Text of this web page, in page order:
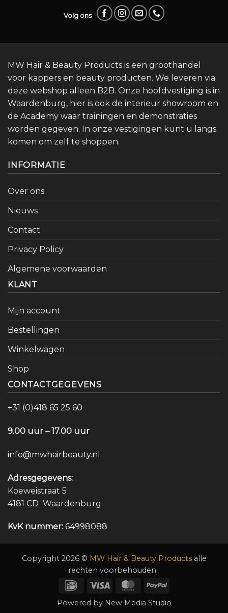
Volg ons
MW Hair & Beauty Products is een groothandel
voor kappers en beauty producten. We leveren via
deze webshop alleen B2B. Onze hoofdvestiging is in
Waardenburg, hier is ook de interieur showroom en
de Academy waar trainingen en demonstraties
worden gegeven. In onze vestigingen kunt u langs
komen om zelf te shoppen.
INFORMATIE
Over ons
Nieuws
Contact
Privacy Policy
Algemene voorwaarden
KLANT
Mijn account
Bestellingen
Winkelwagen
Shop
CONTACTGEGEVENS
+31 (0)418 65 25 60
9.00 uur – 17.00 uur
info@mwhairbeauty.nl
Adresgegevens:
Koeweistraat 5
4181 CD Waardenburg
KvK nummer: 64998088
Copyright 2026 © MW Hair & Beauty Productsalle
rechten voorbehouden
IDeal
Visa MasterCardPayPal
Powered by New Media Studio